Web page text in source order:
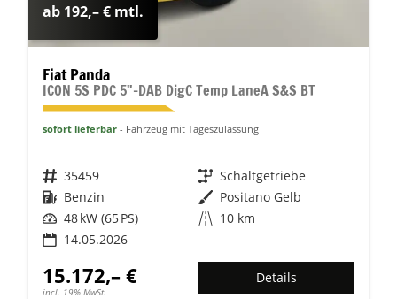
ab 192,– € mtl.
Fiat Panda
ICON 5S PDC 5"-DAB DigC Temp LaneA S&S BT
sofort lieferbar Fahrzeug mit Tageszulassung
Fahrzeugnr. 35459 Getriebe Schaltgetriebe
Kraftstoff Benzin Außenfarbe Positano Gelb
Leistung 48 kW (65 PS) Kilometerstand 10 km
14.05.2026
15.172,– €
incl. 19% MwSt.
Details